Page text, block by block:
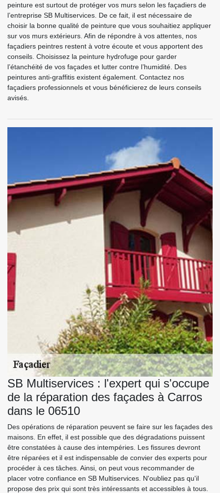
peinture est surtout de protéger vos murs selon les façadiers de
l’entreprise SB Multiservices. De ce fait, il est nécessaire de
choisir la bonne qualité de peinture que vous souhaitiez appliquer
sur vos murs extérieurs. Afin de répondre à vos attentes, nos
façadiers peintres restent à votre écoute et vous apportent des
conseils. Choisissez la peinture hydrofuge pour garder
l’étanchéité de vos façades et lutter contre l’humidité. Des
peintures anti-graffitis existent également. Contactez nos
façadiers professionnels et vous bénéficierez de leurs conseils
avisés.
SB Multiservices : l'expert qui s'occupe
de la réparation des façades à Carros
dans le 06510
Des opérations de réparation peuvent se faire sur les façades des
maisons. En effet, il est possible que des dégradations puissent
être constatées à cause des intempéries. Les fissures devront
être réparées et il est indispensable de convier des experts pour
procéder à ces tâches. Ainsi, on peut vous recommander de
placer votre confiance en SB Multiservices. N'oubliez pas qu'il
propose des prix qui sont très intéressants et accessibles à tous.